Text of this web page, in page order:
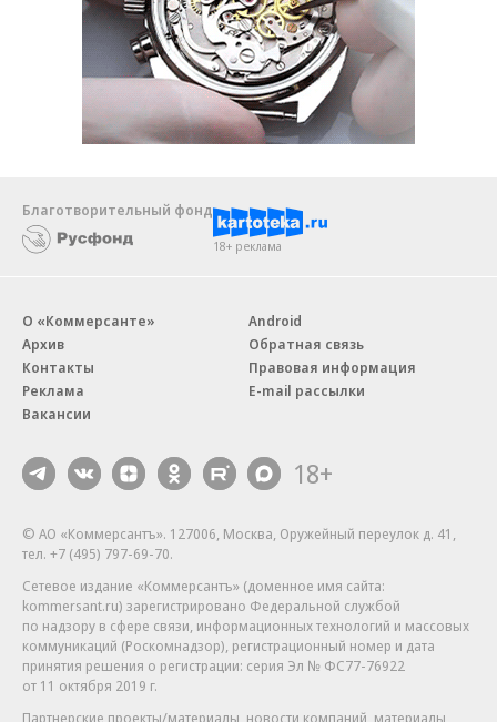
Благотворительный фонд
18+ реклама
О «Коммерсанте»
Архив
Контакты
Реклама
Вакансии
Android
Обратная связь
Правовая информация
E-mail рассылки
18+
© АО «Коммерсантъ». 127006, Москва, Оружейный переулок д. 41,
тел. +7 (495) 797-69-70.
Сетевое издание «Коммерсантъ» (доменное имя сайта:
kommersant.ru) зарегистрировано Федеральной службой
по надзору в сфере связи, информационных технологий и массовых
коммуникаций (Роскомнадзор), регистрационный номер и дата
принятия решения о регистрации: серия Эл № ФС77-76922
от 11 октября 2019 г.
Партнерские проекты/материалы, новости компаний, материалы